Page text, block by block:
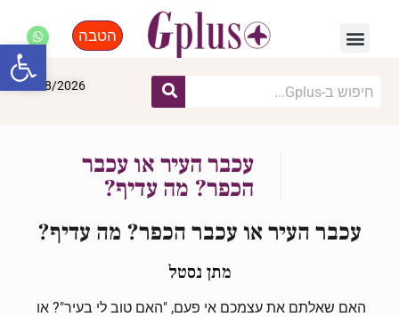
הטבה
08/08/2026
עכבר העיר או עכבר
הכפר? מה עדיף?
עכבר העיר או עכבר הכפר? מה עדיף?
מתן נסטל
האם שאלתם את עצמכם אי פעם, "האם טוב לי בעיר"? או
פתח